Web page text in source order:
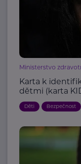
Ministerstvo
Karta k
dětmi (karta
Děti Bezpečnost